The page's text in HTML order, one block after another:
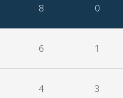
8 0
6 1
4 3